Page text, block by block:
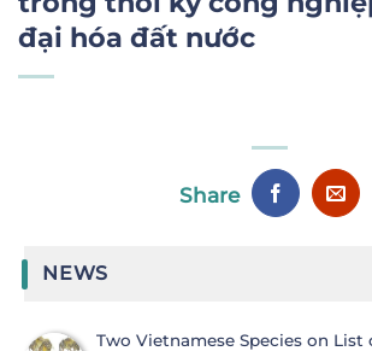
đại hóa đất nước
Share
NEWS
Two Vietnamese Species on List